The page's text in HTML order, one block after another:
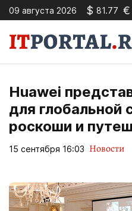
09 августа 2026 $ 81.77 €
Huawei
для глобальной
роскоши и
15 сентября 16:03 Новости